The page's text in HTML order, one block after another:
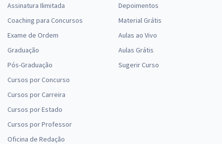
Assinatura Ilimitada
Coaching para Concursos
Exame de Ordem
Graduação
Pós-Graduação
Cursos por Concurso
Cursos por Carreira
Cursos por Estado
Cursos por Professor
Oficina de Redação
Depoimentos
Material Grátis
Aulas ao Vivo
Aulas Grátis
Sugerir Curso